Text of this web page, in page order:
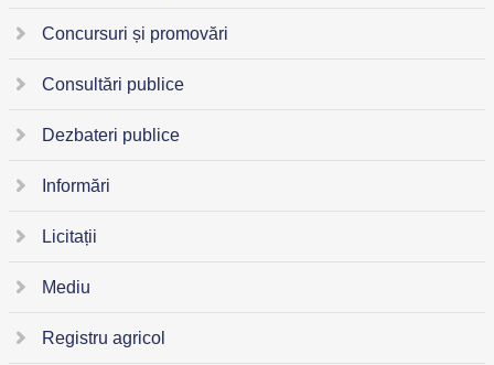
Concursuri și promovări
Consultări publice
Dezbateri publice
Informări
Licitații
Mediu
Registru agricol